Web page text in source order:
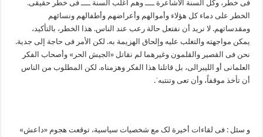
فی خطر، وکل السنة الاشاعرة ــــ وهم اغلب السنة ــــ فی خطر حقیقی.
الخطر علی دماء کل هؤلاء وأموالهم وأعراضهم وأطفالهم ونسائهم
ومقدساتهم. لا نرید أن نفتعل حالة رعب عند الناس. هذا الخطر، بالتأکید،
یمکن مواجهته والتغلب علیه وإلحاق الهزیمة به. لکن الأمر فی حاجة إلی جدیة.
نحن فی القصیر والقلمون وغیرهما لم نقاتل «الجیش الحر» وأصحاب الفکر
العلمانی أو اللیبرالی، بل قاتلنا هذا الفکر وهزمناه. لکن المطلوب من الناس
أن تأخذ موقفاً، وأن تعی وتنتبهˈ.
و سئل : فی لقاءات أخیرة لک مع شخصیات سیاسیة، توقعت هجوم «داعش»